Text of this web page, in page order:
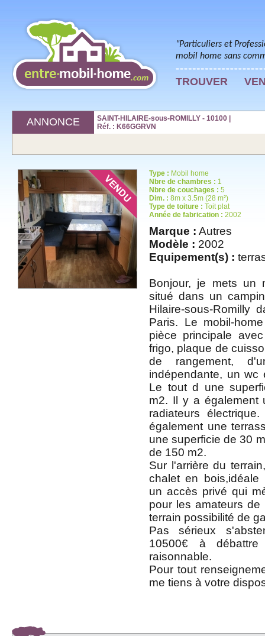
"Particuliers et
mobil home sans
TROUVER
ANNONCE
SAINT-HILAIRE-sous-ROMILLY - 10100 |
Réf. : K66GGRVN
Type : Mobil home
Nbre de chambres : 1
Nbre de couchages : 5
Dim. : 8m x 3.5m (28 m²)
Type de toiture : Toit plat
Année de fabrication : 2002
Marque : Autres
Modèle : 2002
Equipement(s) :
Bonjour, je mets un
situé dans un
Hilaire-sous-Romilly
Paris. Le mobil-
pièce principale
frigo, plaque de
de rangement,
indépendante, un wc
Le tout d une
m2. Il y a également
radiateurs
également une
une superficie de 30
de 150 m2.
Sur l'arrière du
chalet en bois,idéale
un accès privé qui
pour les amateurs
terrain possibilité de
Pas sérieux
10500€ à
raisonnable.
Pour tout
me tiens à votre